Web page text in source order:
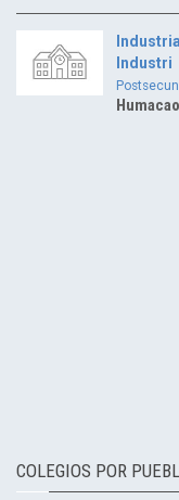
Industri
COLEGIOS POR